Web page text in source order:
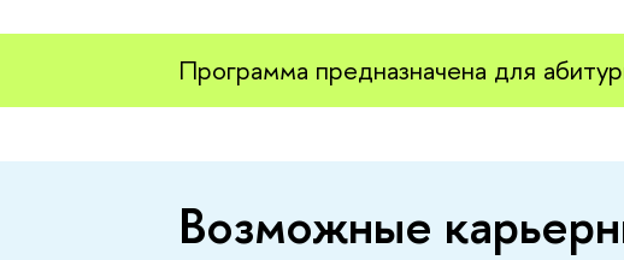
Программа предназначена для
Возможные